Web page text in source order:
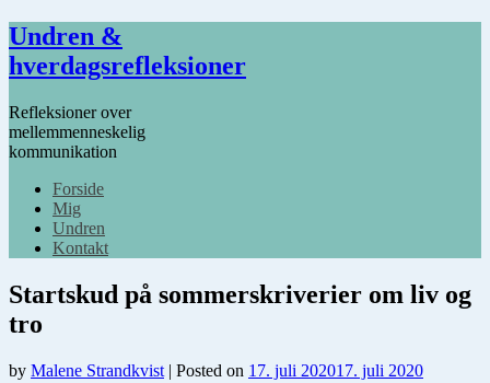
Undren &
hverdagsrefleksioner
Refleksioner over
mellemmenneskelig
kommunikation
Forside
Mig
Undren
Kontakt
Startskud på sommerskriverier om liv og
tro
by Malene Strandkvist | Posted on 17. juli 202017. juli 2020